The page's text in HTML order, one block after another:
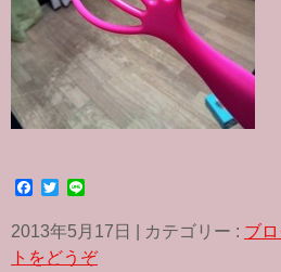
c
e
b
T
i
t
t
n
e
2013年5月17日 カテゴリー : ブ
トをどうぞ